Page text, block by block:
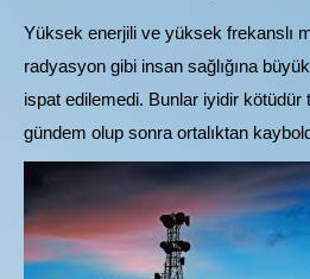
Yüksek enerjili ve yüksek frekanslı
radyasyon gibi insan sağlığına
ispat edilemedi. Bunlar iyidir kötüdür
gündem olup sonra ortalıktan